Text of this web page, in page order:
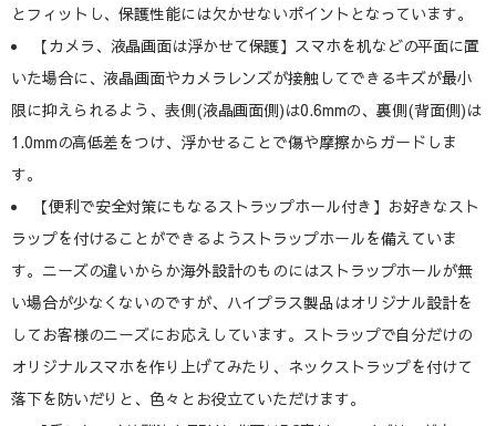
とフィットし、保護性能には欠かせないポイントとなっています。
【カメラ、液晶画面は浮かせて保護】スマホを机などの平面に置
いた場合に、液晶画面やカメラレンズが接触してできるキズが最小
限に抑えられるよう、表側(液晶画面側)は0.6mmの、裏側(背面側)は
1.0mmの高低差をつけ、浮かせることで傷や摩擦からガードしま
す。
【便利で安全対策にもなるストラップホール付き】お好きなスト
ラップを付けることができるようストラップホールを備えていま
す。ニーズの違いからか海外設計のものにはストラップホールが無
い場合が少なくないのですが、ハイプラス製品はオリジナル設計を
してお客様のニーズにお応えしています。ストラップで自分だけの
オリジナルスマホを作り上げてみたり、ネックストラップを付けて
落下を防いだりと、色々とお役立ていただけます。